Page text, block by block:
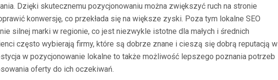
Dzięki skutecznemu pozycjonowaniu można zwiększyć ruch na stronie
konwersję, co przekłada się na większe zyski. Poza tym lokalne SEO
silnej marki w regionie, co jest niezwykle istotne dla małych i średnich
często wybierają firmy, które są dobrze znane i cieszą się dobrą reputacją w
w pozycjonowanie lokalne to także możliwość lepszego poznania potrzeb
oferty do ich oczekiwań.